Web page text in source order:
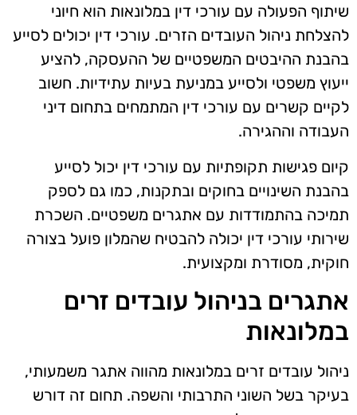
שיתוף הפעולה עם עורכי דין במלונאות הוא חיוני
להצלחת ניהול העובדים הזרים. עורכי דין יכולים לסייע
בהבנת ההיבטים המשפטיים של ההעסקה, להציע
ייעוץ משפטי ולסייע במניעת בעיות עתידיות. חשוב
לקיים קשרים עם עורכי דין המתמחים בתחום דיני
העבודה וההגירה.
קיום פגישות תקופתיות עם עורכי דין יכול לסייע
בהבנת השינויים בחוקים ובתקנות, כמו גם לספק
תמיכה בהתמודדות עם אתגרים משפטיים. השכרת
שירותי עורכי דין יכולה להבטיח שהמלון פועל בצורה
חוקית, מסודרת ומקצועית.
אתגרים בניהול עובדים זרים
במלונאות
ניהול עובדים זרים במלונאות מהווה אתגר משמעותי,
בעיקר בשל השוני התרבותי והשפה. תחום זה דורש